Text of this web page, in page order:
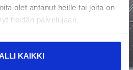
olet antanut heille tai joita on
heidän palvelujaan.
KAIKKI
– aurinkosähkö on
huomiseen.
aurinkovoimalat avaimet -
mökille, taloyhtiöihin ja